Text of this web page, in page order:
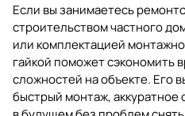
Если вы занимаетесь
строительством частного
или комплектацией
гайкой поможет сэкономить
сложностей на объекте. Его
быстрый монтаж,